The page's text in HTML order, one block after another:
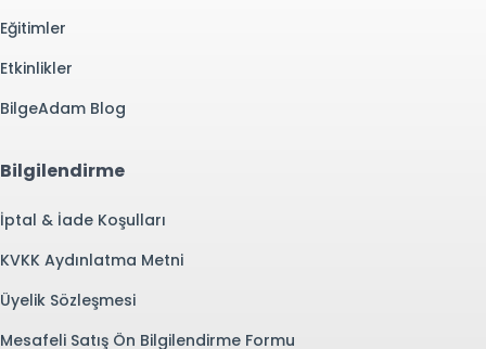
Eğitimler
Etkinlikler
BilgeAdam Blog
Bilgilendirme
İptal & İade Koşulları
KVKK Aydınlatma Metni
Üyelik Sözleşmesi
Mesafeli Satış Ön Bilgilendirme Formu